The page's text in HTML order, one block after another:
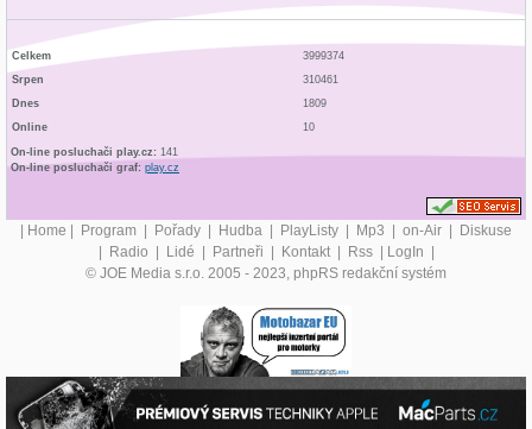
Celkem
3999374
Srpen
310461
Dnes
1809
Online
10
On-line posluchači play.cz: 141
On-line posluchači graf: play.cz
| Home | Program | Pořady | Hudba | PlayListy | Mp3 | on-Air | Diskuse
| Radio | Lidé | Partneři | Kontakt | Rss | LogIn |
© JOE Media s.r.o. 2005 - 2023, phpRS redakční systém